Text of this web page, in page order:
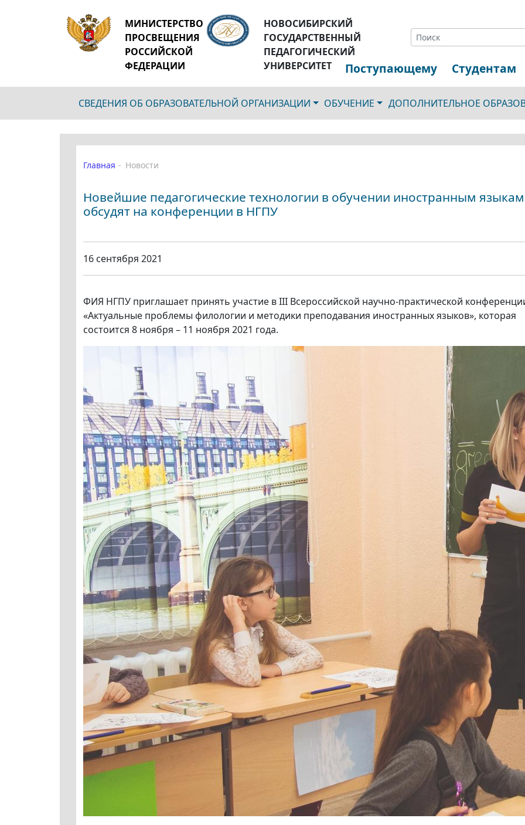
МИНИСТЕРСТВО
ПРОСВЕЩЕНИЯ
РОССИЙСКОЙ
ФЕДЕРАЦИИ
НОВОСИБИРСКИЙ
ГОСУДАРСТВЕННЫЙ
ПЕДАГОГИЧЕСКИЙ
УНИВЕРСИТЕТ
Поступающему Студентам
СВЕДЕНИЯ ОБ ОБРАЗОВАТЕЛЬНОЙ ОРГАНИЗАЦИИ ОБУЧЕНИЕ ДОПОЛНИТЕЛЬНОЕ
Главная Новости
Новейшие педагогические технологии в обучении иностранным языкам
обсудят на конференции в НГПУ
16 сентября 2021
ФИЯ НГПУ приглашает принять участие в III Всероссийской научно-практической
«Актуальные проблемы филологии и методики преподавания иностранных языков», которая
состоится 8 ноября – 11 ноября 2021 года.